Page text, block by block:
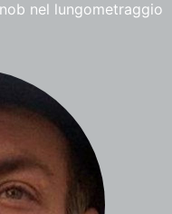
nel lungometraggio